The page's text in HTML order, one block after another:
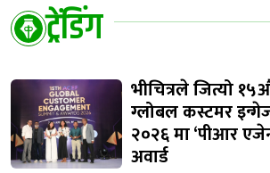
ट्रेंडिंग
भीचित्रले जित्यो
ग्लोबल कस्टमर
२०२६ मा ‘पीआर
अवार्ड